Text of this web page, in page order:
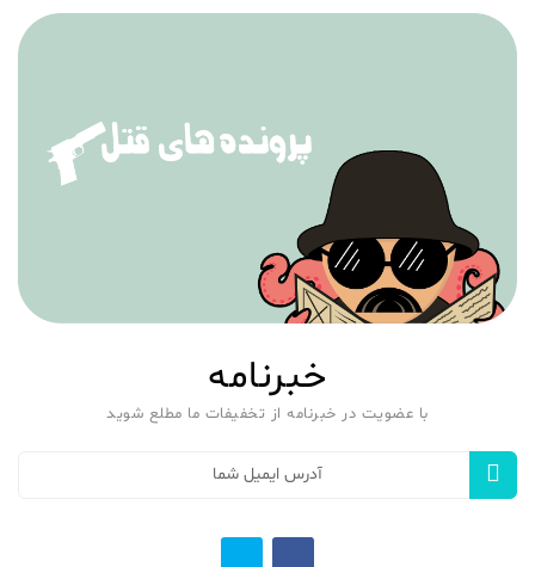
خبرنامه
با عضویت در خبرنامه از تخفیفات ما مطلع شوید